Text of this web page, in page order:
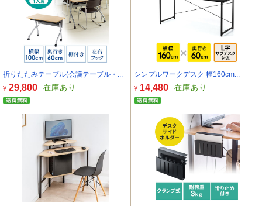
折りたたみテーブル(会議テーブル・...
¥ 29,800 在庫あり
シンプルワークデスク 幅160cm...
¥ 14,480 在庫あり